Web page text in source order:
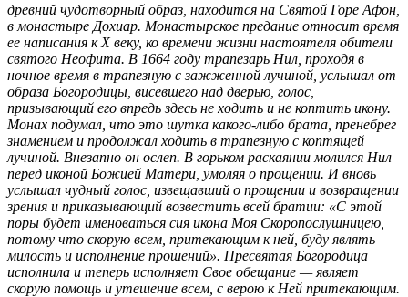
древний чудотворный образ, находится на Святой Горе Афон,
в монастыре Дохиар. Монастырское предание относит время
ее написания к Х веку, ко времени жизни настоятеля обители
святого Неофита. В 1664 году трапезарь Нил, проходя в
ночное время в трапезную с зажженной лучиной, услышал от
образа Богородицы, висевшего над дверью, голос,
призывающий его впредь здесь не ходить и не коптить икону.
Монах подумал, что это шутка какого-либо брата, пренебрег
знамением и продолжал ходить в трапезную с коптящей
лучиной. Внезапно он ослеп. В горьком раскаянии молился Нил
перед иконой Божией Матери, умоляя о прощении. И вновь
услышал чудный голос, извещавший о прощении и возвращении
зрения и приказывающий возвестить всей братии: «С этой
поры будет именоваться сия икона Моя Скоропослушницею,
потому что скорую всем, притекающим к ней, буду являть
милость и исполнение прошений». Пресвятая Богородица
исполнила и теперь исполняет Свое обещание — являет
скорую помощь и утешение всем, с верою к Ней притекающим.